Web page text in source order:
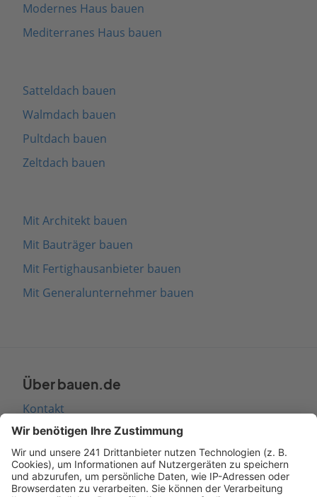
Modernes Haus bauen
Mediterranes Haus bauen
Satteldach bauen
Walmdach bauen
Pultdach bauen
Zeltdach bauen
Mit Architekt bauen
Mit Bauträger bauen
Mit Fertighausanbieter bauen
Mit Generalunternehmer bauen
Über bauen.de
Kontakt
Seitenaufbau
Barrierefreiheit
Cookie Einstellungen